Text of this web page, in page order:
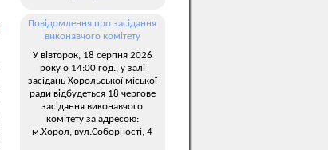
Повідомлення про засідання
виконавчого комітету
У вівторок, 18 серпня 2026
року о 14:00 год., у залі
засідань Хорольської міської
ради відбудеться 18 чергове
засідання виконавчого
комітету за адресою:
м.Хорол, вул.Соборності, 4